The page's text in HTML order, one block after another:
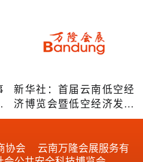
新华社：首届云南低空经
济博览会暨低空经济发展
大会成效凸显
协会
云南万隆会展服务有